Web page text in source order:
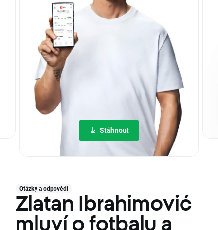
Stáhnout
Otázky a odpovědi
Zlatan Ibrahimović
mluví o fotbalu a